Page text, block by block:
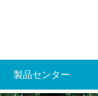
製品センター